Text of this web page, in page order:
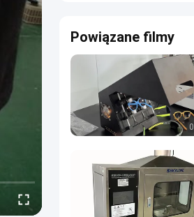
Powiązane filmy